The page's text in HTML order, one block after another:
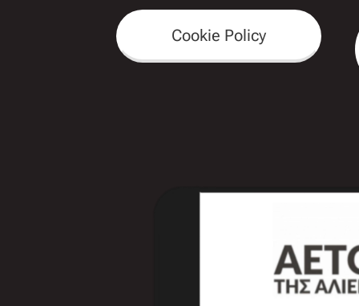
Cookie Policy